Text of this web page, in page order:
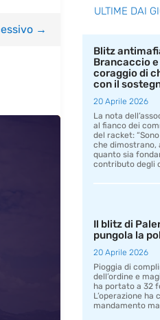
→
ULTIME DAI
Blitz
Brancaccio e
coraggio di
con il
20 Aprile 2026
La nota
al fianco dei
del racket:
che dimostrano,
quanto sia
contributo degli
Il blitz di
pungola la
20 Aprile 2026
Pioggia di
dell’ordine e
ha portato a 32
L’operazione ha
mandamento